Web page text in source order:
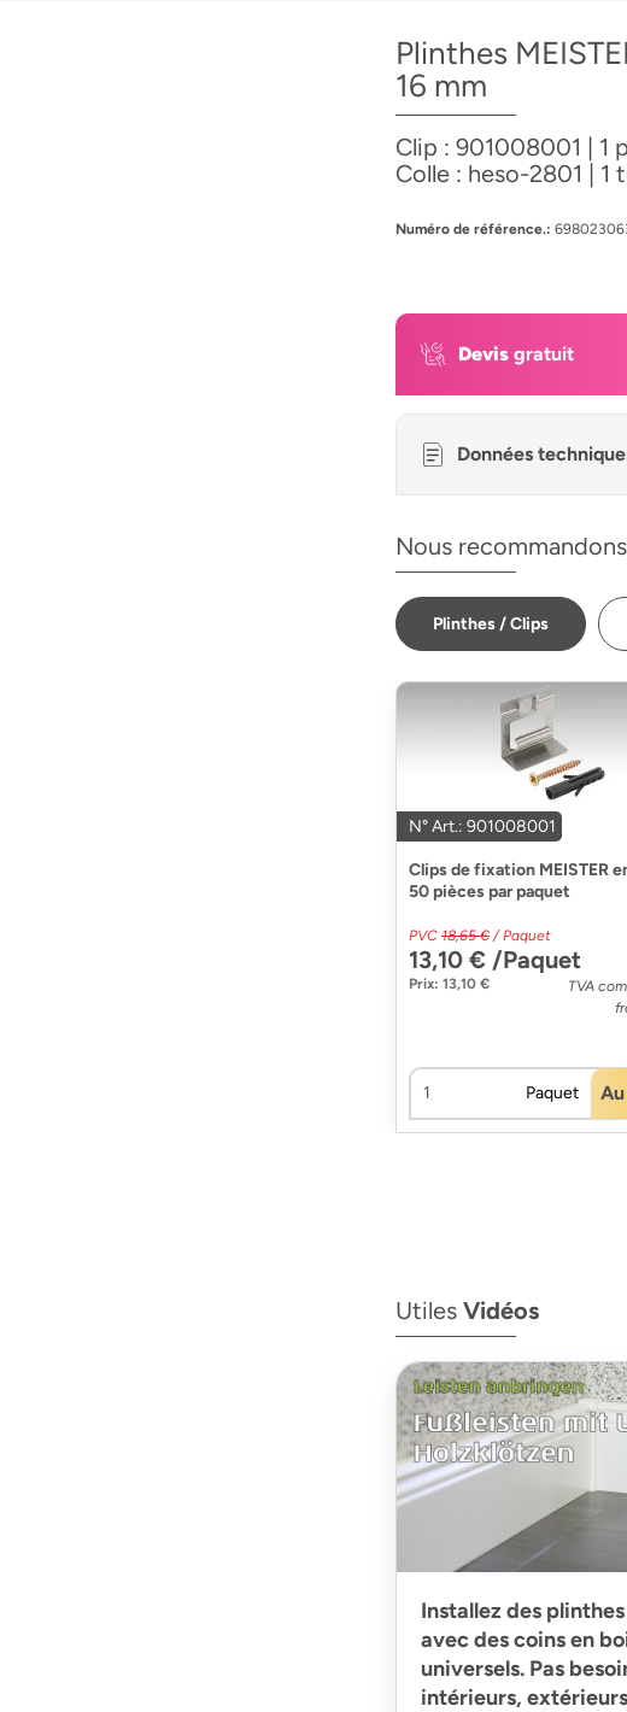
Plinthes
16 mm
Clip : 901008001 | 1
Colle : heso-2801 | 1
Numéro de référence.:
Devis gratuit
Données
Nous
Plinthes / Clips
N° Art.: 901008001
Clips de fixation MEISTER
50 pièces par paquet
PVC 18,65 € / Paquet
13,10 € /Paquet
Prix: 13,10 €
TVA
Paquet
Utiles Vidéos
Installez des
avec des coins en
universels. Pas
intérieurs,